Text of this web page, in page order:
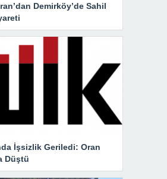
Demirköy’de Sahil
İşsizlik Geriledi: Oran
Düştü